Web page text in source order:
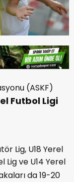
(ASKF)
Futbol Ligi
Lig, U18 Yerel
Lig ve U14 Yerel
da 19-20